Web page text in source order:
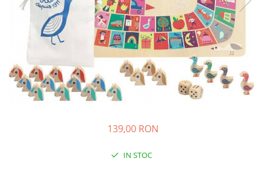
Jucarii dentitie
Jucarii Senzoriale
Teatru de papusi
Stilouri
Tempera și acuarele
139,00 RON
IN STOC